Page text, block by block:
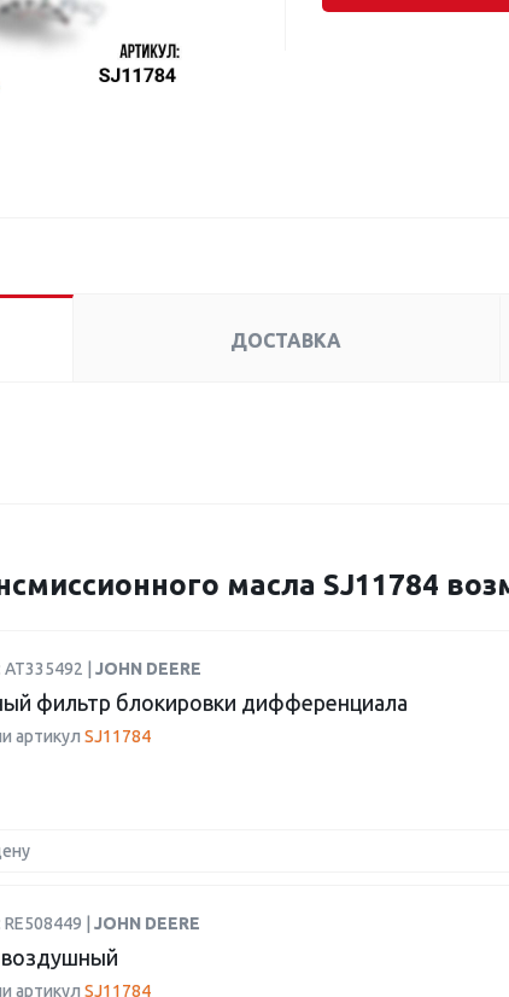
ДОСТАВКА
масла SJ11784
| JOHN DEERE
фильтр блокировки дифференциала
артикул SJ11784
| JOHN DEERE
артикул SJ11784